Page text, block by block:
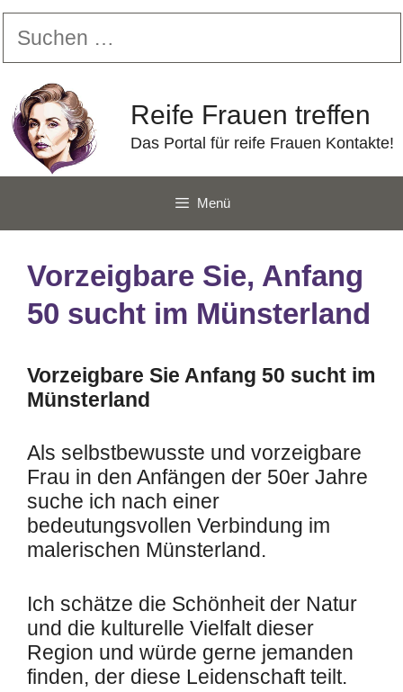
Zum
Inhalt
springen
nach:
Reife Frauen treffen
Das Portal für reife Frauen Kontakte!
Menü
Vorzeigbare Sie, Anfang
50 sucht im Münsterland
Vorzeigbare Sie Anfang 50 sucht im
Münsterland
Als selbstbewusste und vorzeigbare
Frau in den Anfängen der 50er Jahre
suche ich nach einer
bedeutungsvollen Verbindung im
malerischen Münsterland.
Ich schätze die Schönheit der Natur
und die kulturelle Vielfalt dieser
Region und würde gerne jemanden
finden, der diese Leidenschaft teilt.